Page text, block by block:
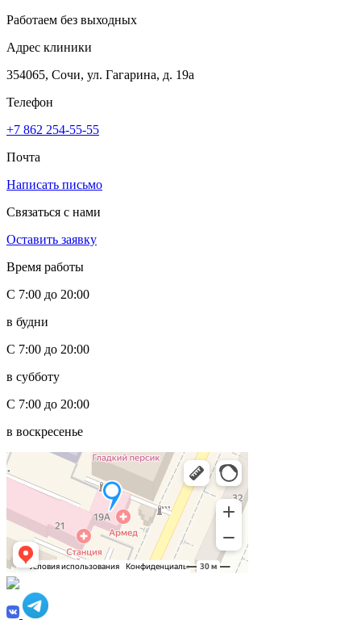
Работаем без выходных
Адрес клиники
354065, Сочи, ул. Гагарина, д. 19а
Телефон
+7 862 254-55-55
Почта
Написать письмо
Связаться с нами
Оставить заявку
Время работы
С 7:00 до 20:00
в будни
С 7:00 до 20:00
в субботу
С 7:00 до 20:00
в воскресенье